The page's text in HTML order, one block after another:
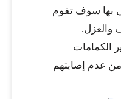
بها سوف تقوم
والعزل.
الكمامات
من عدم إصابتهم